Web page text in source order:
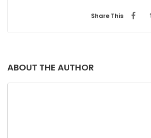
Share This
ABOUT THE AUTHOR